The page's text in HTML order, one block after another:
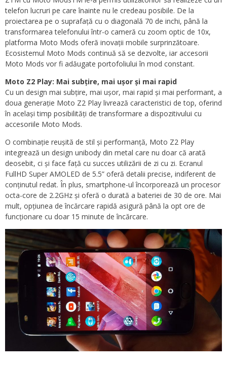
telefon lucruri pe care înainte nu le credeau posibile. De la
proiectarea pe o suprafață cu o diagonală 70 de inchi, până la
transformarea telefonului într-o cameră cu zoom optic de 10x,
platforma Moto Mods oferă inovații mobile surprinzătoare.
Ecosistemul Moto Mods continuă să se dezvolte, iar accesorii
Moto Mods vor fi adăugate portofoliului în mod constant.
Moto Z2 Play: Mai subțire, mai ușor și mai rapid
Cu un design mai subțire, mai ușor, mai rapid și mai performant, a
doua generație Moto Z2 Play livrează caracteristici de top, oferind
în același timp posibilități de transformare a dispozitivului cu
accesoriile Moto Mods.
O combinație reușită de stil și performanță, Moto Z2 Play
integrează un design unibody din metal care nu doar că arată
deosebit, ci și face față cu succes utilizării de zi cu zi. Ecranul
FullHD Super AMOLED de 5.5” oferă detalii precise, indiferent de
conținutul redat. În plus, smartphone-ul încorporează un procesor
octa-core de 2.2GHz și oferă o durată a bateriei de 30 de ore. Mai
mult, opțiunea de încărcare rapidă asigură până la opt ore de
funcționare cu doar 15 minute de încărcare.